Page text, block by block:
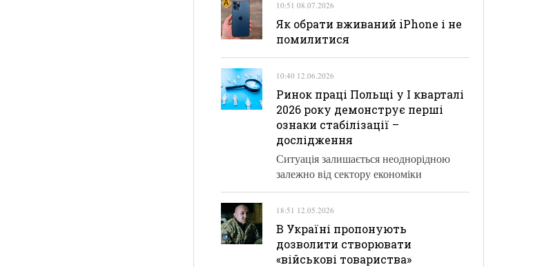
10:51 08.07.2026
Як обрати вживаний iPhone і не
помилитися
10:40 12.06.2026
Ринок праці Польщі у І кварталі
2026 року демонструє перші
ознаки стабілізації –
дослідження
Ситуація залишається неоднорідною
залежно від сектору економіки
18:51 12.05.2026
В Україні пропонують
дозволити створювати
«військові товариства»